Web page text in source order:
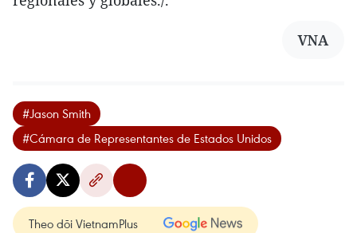
VNA
#Jason Smith
#Cámara de Representantes de Estados Unidos
Theo dõi VietnamPlus